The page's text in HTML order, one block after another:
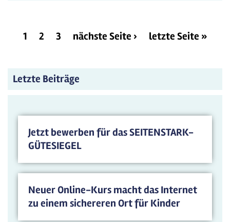
1 2 3 nächste Seite › letzte Seite »
Letzte Beiträge
Jetzt bewerben für das SEITENSTARK-
GÜTESIEGEL
Neuer Online-Kurs macht das Internet
zu einem sichereren Ort für Kinder